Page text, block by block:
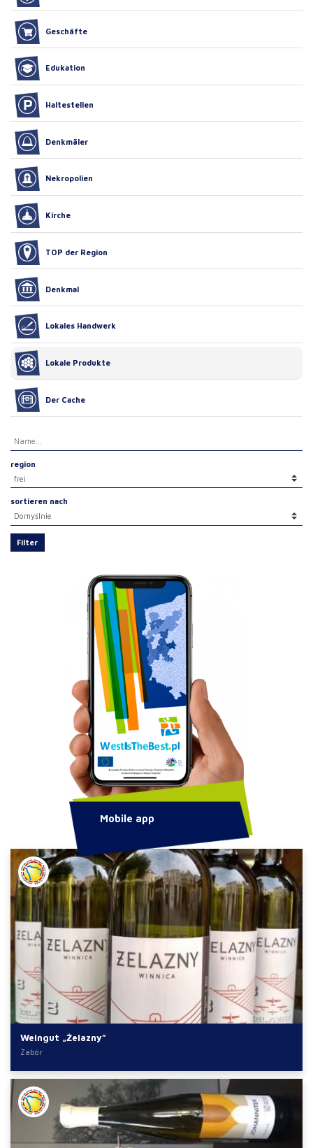
Weingut „Żelazny”
Zabór
Geschäfte
Edukation
Haltestellen
Denkmäler
Nekropolien
Kirche
TOP der Region
Denkmal
Lokales Handwerk
Lokale Produkte
Der Cache
region
sortieren nach
Filter
Mobile app